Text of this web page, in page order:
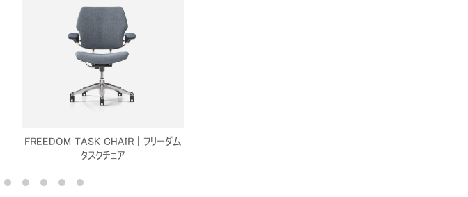
FREEDOM TASK CHAIR | フリーダム
タスクチェア